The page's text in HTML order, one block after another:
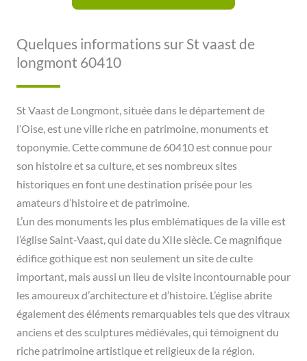
Quelques informations sur St vaast de
longmont 60410
St Vaast de Longmont, située dans le département de
l’Oise, est une ville riche en patrimoine, monuments et
toponymie. Cette commune de 60410 est connue pour
son histoire et sa culture, et ses nombreux sites
historiques en font une destination prisée pour les
amateurs d’histoire et de patrimoine.
L’un des monuments les plus emblématiques de la ville est
l’église Saint-Vaast, qui date du XIIe siècle. Ce magnifique
édifice gothique est non seulement un site de culte
important, mais aussi un lieu de visite incontournable pour
les amoureux d’architecture et d’histoire. L’église abrite
également des éléments remarquables tels que des vitraux
anciens et des sculptures médiévales, qui témoignent du
riche patrimoine artistique et religieux de la région.